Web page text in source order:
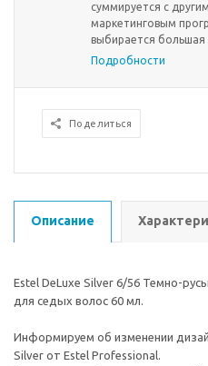
суммируется с
маркетинговым
выбирается большая
Подробности
Поделиться
Описание
Estel DeLuxe Silver 6/56 Темно-
для седых волос 60 мл.
Информируем об изменении
Silver от Estel Professional.